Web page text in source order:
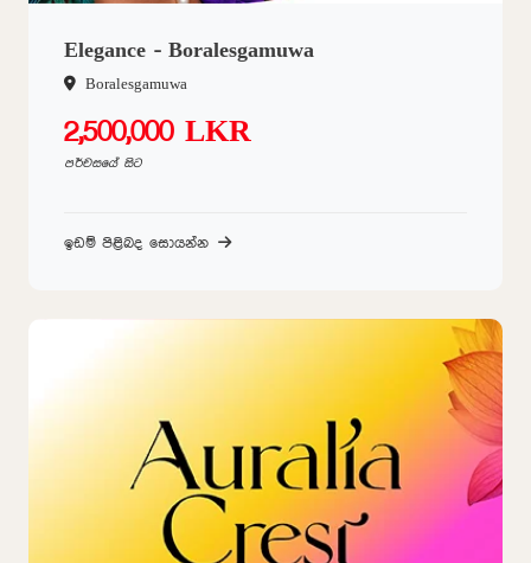
Elegance - Boralesgamuwa
Boralesgamuwa
2,500,000 LKR
පර්චසයේ සිට
ඉඩම් පිළිබද සොයන්න